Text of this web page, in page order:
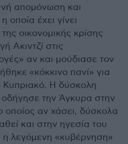
απομόνωση και
οποία έχει γίνει
οικονομικής κρίσης
Ακιντζί στις
αν και μούδιασε τον
«κόκκινο πανί» για
Κυπριακό. Η δύσκολη
την Άγκυρα στην
οποίος αν χάσει, δύσκολα
και στην ηγεσία του
λεγόμενη «κυβέρνηση»